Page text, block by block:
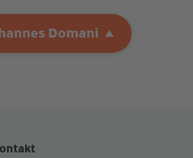
Johannes Domani
Domani